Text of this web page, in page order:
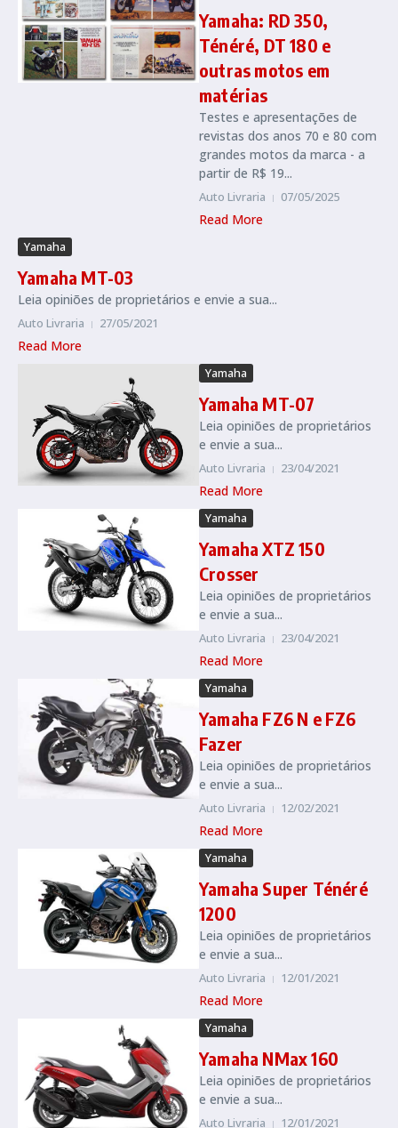
Yamaha: RD 350,
Ténéré, DT 180 e
outras motos em
matérias
Testes e apresentações de
revistas dos anos 70 e 80 com
grandes motos da marca - a
partir de R$ 19...
Auto Livraria 07/05/2025
Read More
Yamaha
Yamaha MT-03
Leia opiniões de proprietários e envie a sua...
Auto Livraria 27/05/2021
Read More
Yamaha
Yamaha MT-07
Leia opiniões de proprietários
e envie a sua...
Auto Livraria 23/04/2021
Read More
Yamaha
Yamaha XTZ 150
Crosser
Leia opiniões de proprietários
e envie a sua...
Auto Livraria 23/04/2021
Read More
Yamaha
Yamaha FZ6 N e FZ6
Fazer
Leia opiniões de proprietários
e envie a sua...
Auto Livraria 12/02/2021
Read More
Yamaha
Yamaha Super Ténéré
1200
Leia opiniões de proprietários
e envie a sua...
Auto Livraria 12/01/2021
Read More
Yamaha
Yamaha NMax 160
Leia opiniões de proprietários
e envie a sua...
Auto Livraria 12/01/2021